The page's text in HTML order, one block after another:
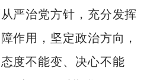
严治党方针，充分发挥
作用，坚定政治方向，
度不能变、决心不能